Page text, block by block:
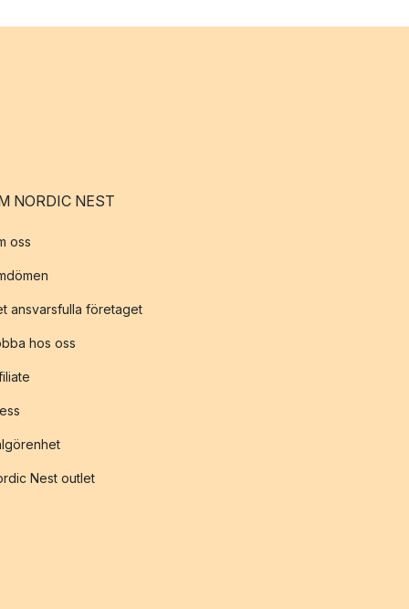
NORDIC NEST
oss
ansvarsfulla företaget
hos oss
Nest outlet